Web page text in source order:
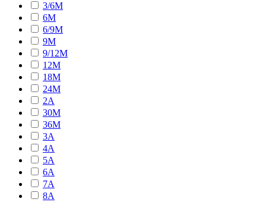
3/6M
6M
6/9M
9M
9/12M
12M
18M
24M
2A
30M
36M
3A
4A
5A
6A
7A
8A